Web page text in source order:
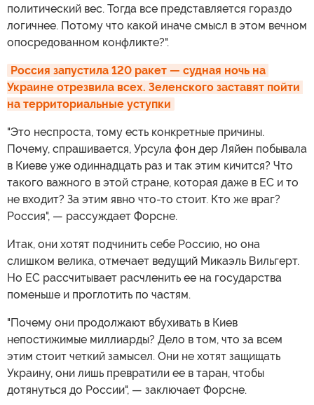
политический вес. Тогда все представляется гораздо
логичнее. Потому что какой иначе смысл в этом вечном
опосредованном конфликте?".
Россия запустила 120 ракет — судная ночь на
Украине отрезвила всех. Зеленского заставят пойти
на территориальные уступки
"Это неспроста, тому есть конкретные причины.
Почему, спрашивается, Урсула фон дер Ляйен побывала
в Киеве уже одиннадцать раз и так этим кичится? Что
такого важного в этой стране, которая даже в ЕС и то
не входит? За этим явно что-то стоит. Кто же враг?
Россия", — рассуждает Форсне.
Итак, они хотят подчинить себе Россию, но она
слишком велика, отмечает ведущий Микаэль Вильгерт.
Но ЕС рассчитывает расчленить ее на государства
поменьше и проглотить по частям.
"Почему они продолжают вбухивать в Киев
непостижимые миллиарды? Дело в том, что за всем
этим стоит четкий замысел. Они не хотят защищать
Украину, они лишь превратили ее в таран, чтобы
дотянуться до России", — заключает Форсне.